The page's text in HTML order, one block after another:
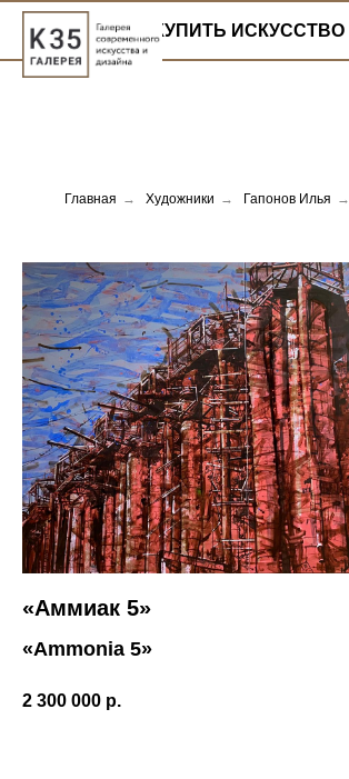
КУПИТЬ ИСКУССТВО
Главная → Художники → Гапонов Илья →
«Аммиак 5»
«Ammonia 5»
2 300 000 р.